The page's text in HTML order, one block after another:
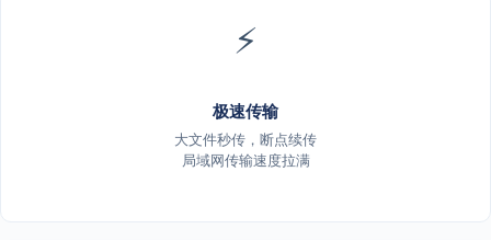
⚡
极速传输
大文件秒传，断点续传
局域网传输速度拉满